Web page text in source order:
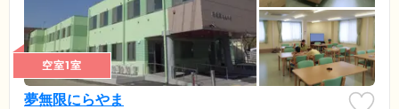
空室1室
夢無限にらやま